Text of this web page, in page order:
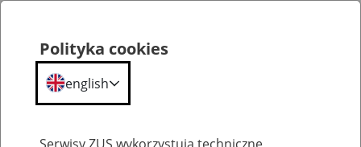
Polityka cookies
english